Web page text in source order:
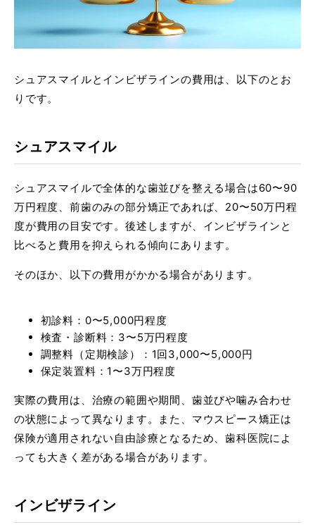
シュアスマイルとインビザラインの費用は、以下のとお
りです。
シュアスマイル
シュアスマイルで全体的な歯並びを整える場合は60〜90
万円程度、前歯のみの部分矯正であれば、20〜50万円程
度が費用の目安です。後述しますが、インビザラインと
比べると費用を抑えられる傾向にあります。
そのほか、以下の費用がかかる場合があります。
初診料：0〜5,000円程度
検査・診断料：3〜5万円程度
調整料（定期検診）：1回3,000〜5,000円
保定装置料：1〜3万円程度
実際の費用は、治療の範囲や期間、歯並びや噛み合わせ
の状態によって異なります。また、マウスピース矯正は
保険が適用されない自由診療となるため、歯科医院によ
っても大きく差がある場合があります。
インビザライン